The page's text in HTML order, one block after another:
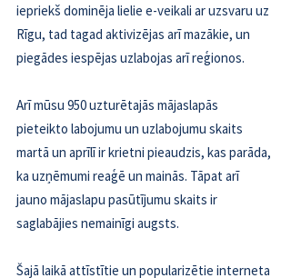
iepriekš dominēja lielie e-veikali ar uzsvaru uz
Rīgu, tad tagad aktivizējas arī mazākie, un
piegādes iespējas uzlabojas arī reģionos.
Arī mūsu 950 uzturētajās mājaslapās
pieteikto labojumu un uzlabojumu skaits
martā un aprīlī ir krietni pieaudzis, kas parāda,
ka uzņēmumi reaģē un mainās. Tāpat arī
jauno mājaslapu pasūtījumu skaits ir
saglabājies nemainīgi augsts.
Šajā laikā attīstītie un popularizētie interneta